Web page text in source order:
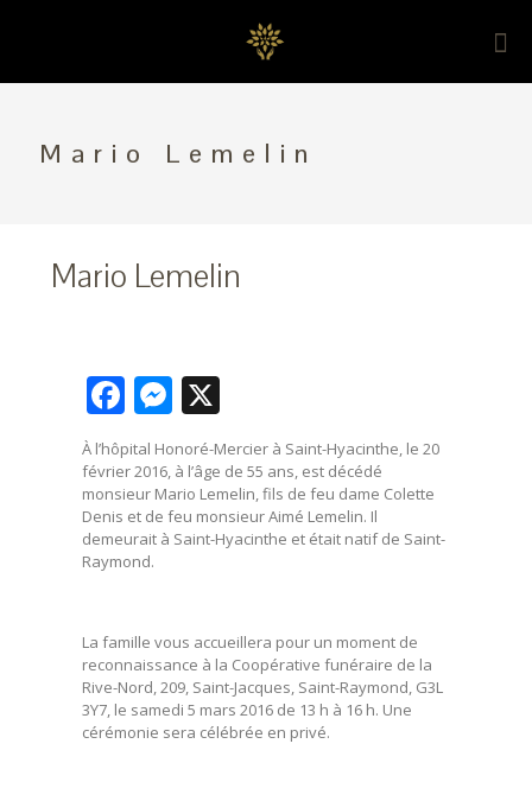
Mario Lemelin
Mario Lemelin
Facebook
Messenger
À l’hôpital Honoré-Mercier à Saint-Hyacinthe, le 20
février 2016, à l’âge de 55 ans, est décédé
monsieur Mario Lemelin, fils de feu dame Colette
Denis et de feu monsieur Aimé Lemelin. Il
demeurait à Saint-Hyacinthe et était natif de Saint-
Raymond.
La famille vous accueillera pour un moment de
reconnaissance à la Coopérative funéraire de la
Rive-Nord, 209, Saint-Jacques, Saint-Raymond, G3L
3Y7, le samedi 5 mars 2016 de 13 h à 16 h. Une
cérémonie sera célébrée en privé.